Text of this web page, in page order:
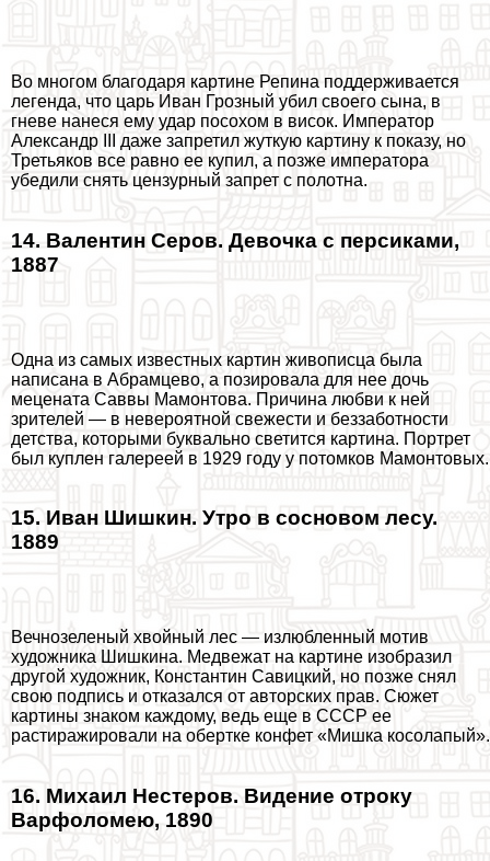
Во многом благодаря картине Репина поддерживается
легенда, что царь Иван Грозный убил своего сына, в
гневе нанеся ему удар посохом в висок. Император
Александр III даже запретил жуткую картину к показу, но
Третьяков все равно ее купил, а позже императора
убедили снять цензурный запрет с полотна.
14. Валентин Серов. Дeвoчка с персиками,
1887
Одна из самых известных картин живописца была
написана в Абрамцево, а позировала для нее дочь
мецената Саввы Мамонтова. Причина любви к ней
зрителей — в невероятной свежести и беззаботности
детства, которыми буквально светится картина. Портрет
был куплен галереей в 1929 году у потомков Мамонтовых.
15. Иван Шишкин. Утро в сосновом лесу.
1889
Вечнозеленый хвойный лес — излюбленный мотив
художника Шишкина. Медвежат на картине изобразил
другой художник, Константин Савицкий, но позже снял
свою подпись и отказался от авторских прав. Сюжет
картины знаком каждому, ведь еще в СССР ее
растиражировали на обертке конфет «Мишка косолапый».
16. Михаил Нестеров. Видение отроку
Варфоломею, 1890